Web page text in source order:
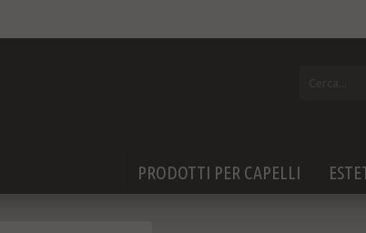
PRODOTTI PER CAPELLI